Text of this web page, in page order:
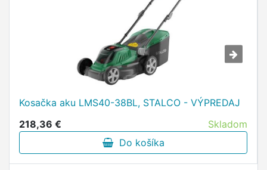
Kosačka aku LMS40-38BL, STALCO - VÝPREDAJ
218,36 €
Skladom
Do košíka